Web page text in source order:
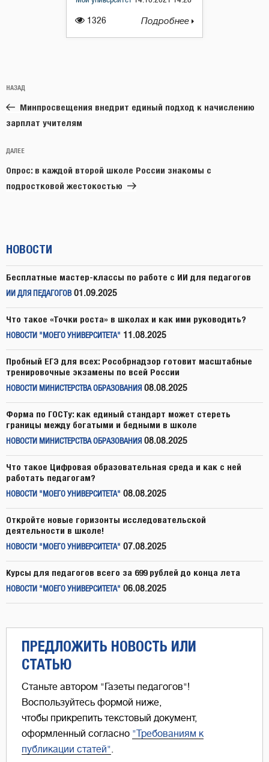
1326 Подробнее
по
записям
Предыдущая
запись:
НАЗАД
Минпросвещения внедрит единый подход к начислению
зарплат учителям
Следующая
запись
ДАЛЕЕ
Опрос: в каждой второй школе России знакомы с
подростковой жестокостью
НОВОСТИ
Бесплатные мастер-классы по работе с ИИ для педагогов
ИИ ДЛЯ ПЕДАГОГОВ 01.09.2025
Что такое «Точки роста» в школах и как ими руководить?
НОВОСТИ "МОЕГО УНИВЕРСИТЕТА" 11.08.2025
Пробный ЕГЭ для всех: Рособрнадзор готовит масштабные
тренировочные экзамены по всей России
НОВОСТИ МИНИСТЕРСТВА ОБРАЗОВАНИЯ 08.08.2025
Форма по ГОСТу: как единый стандарт может стереть
границы между богатыми и бедными в школе
НОВОСТИ МИНИСТЕРСТВА ОБРАЗОВАНИЯ 08.08.2025
Что такое Цифровая образовательная среда и как с ней
работать педагогам?
НОВОСТИ "МОЕГО УНИВЕРСИТЕТА" 08.08.2025
Откройте новые горизонты исследовательской
деятельности в школе!
НОВОСТИ "МОЕГО УНИВЕРСИТЕТА" 07.08.2025
Курсы для педагогов всего за 699 рублей до конца лета
НОВОСТИ "МОЕГО УНИВЕРСИТЕТА" 06.08.2025
ПРЕДЛОЖИТЬ НОВОСТЬ ИЛИ
СТАТЬЮ
Станьте автором "Газеты педагогов"!
Воспользуйтесь формой ниже,
чтобы прикрепить текстовый документ,
оформленный согласно "Требованиям к
публикации статей"